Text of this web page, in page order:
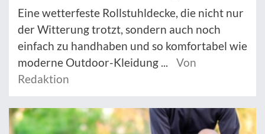
Eine wetterfeste Rollstuhldecke, die nicht nur
der Witterung trotzt, sondern auch noch
einfach zu handhaben und so komfortabel wie
moderne Outdoor-Kleidung ...
Von
Redaktion